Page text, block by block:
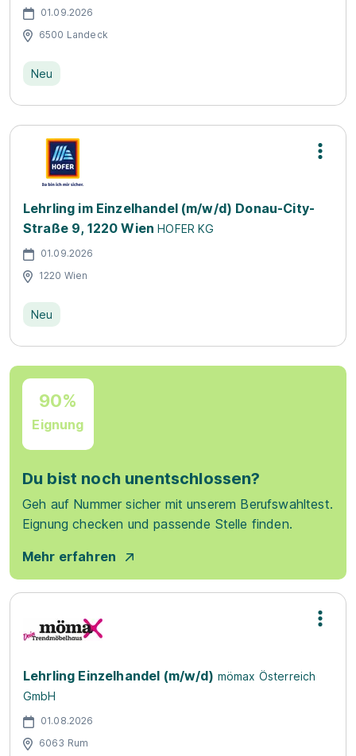
01.09.2026
6500 Landeck
Neu
Lehrling im Einzelhandel (m/w/d) Donau-City-
Straße 9, 1220 Wien HOFER KG
01.09.2026
1220 Wien
Neu
90%
Eignung
Du bist noch unentschlossen?
Geh auf Nummer sicher mit unserem Berufswahltest.
Eignung checken und passende Stelle finden.
Mehr erfahren
Lehrling Einzelhandel (m/w/d) mömax Österreich
GmbH
01.08.2026
6063 Rum